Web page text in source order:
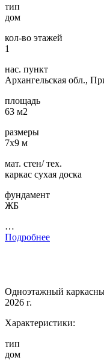
тип
дом
кол-во этажей
1
нас. пункт
Архангельская обл.,
площадь
63 м2
размеры
7х9 м
мат. стен/ тех.
каркас сухая доска
фундамент
ЖБ
…
Подробнее
Одноэтажный
2026 г.
Характеристики:
тип
дом